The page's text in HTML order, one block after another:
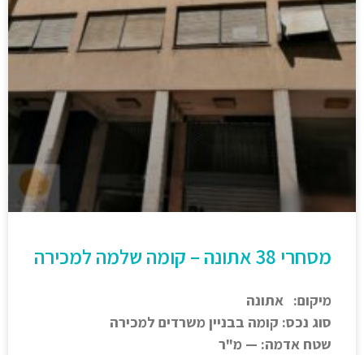
מסחרי 38 אתונה – קומה שלמה למכירה
מיקום: אתונה
סוג נכס: קומה בבניין משרדים למכירה
שטח אדמה: — מ"ר